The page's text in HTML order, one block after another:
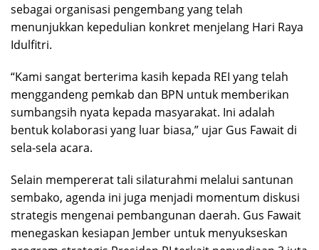
sebagai organisasi pengembang yang telah
menunjukkan kepedulian konkret menjelang Hari Raya
Idulfitri.
“Kami sangat berterima kasih kepada REI yang telah
menggandeng pemkab dan BPN untuk memberikan
sumbangsih nyata kepada masyarakat. Ini adalah
bentuk kolaborasi yang luar biasa,” ujar Gus Fawait di
sela-sela acara.
Selain mempererat tali silaturahmi melalui santunan
sembako, agenda ini juga menjadi momentum diskusi
strategis mengenai pembangunan daerah. Gus Fawait
menegaskan kesiapan Jember untuk menyukseskan